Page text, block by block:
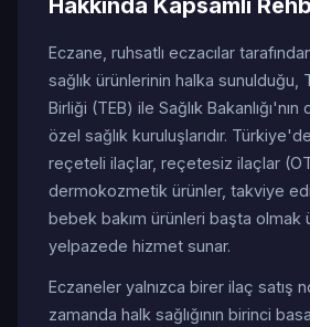
Hakkında Kapsamlı
Eczane, ruhsatlı eczacılar
sağlık ürünlerinin halka sunulduğu,
Birliği (TEB) ile Sağlık
özel sağlık kuruluşlarıdır.
reçeteli ilaçlar, reçetesiz ilaçlar
dermokozmetik ürünler, takviye
bebek bakım ürünleri başta olmak
yelpazede hizmet sunar.
Eczaneler yalnızca birer ilaç satış
zamanda halk sağlığının birinci